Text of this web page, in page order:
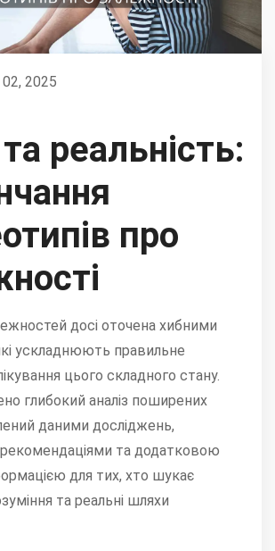
02, 2025
реальність:
про
досі оточена хибними
ускладнюють правильне
цього складного стану.
глибокий аналіз поширених
даними досліджень,
та додатковою
для тих, хто шукає
та реальні шляхи